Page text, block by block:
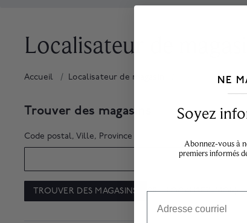
Localisateur de magasin
Accueil Localisateur de magasin Trouver des
Trouver des magasins
Code postal, Ville, Province
TROUVER DES MAGASINS OR LOCALISEZ-MOI
NE
Soyez
Abonnez-vous à
premiers informés